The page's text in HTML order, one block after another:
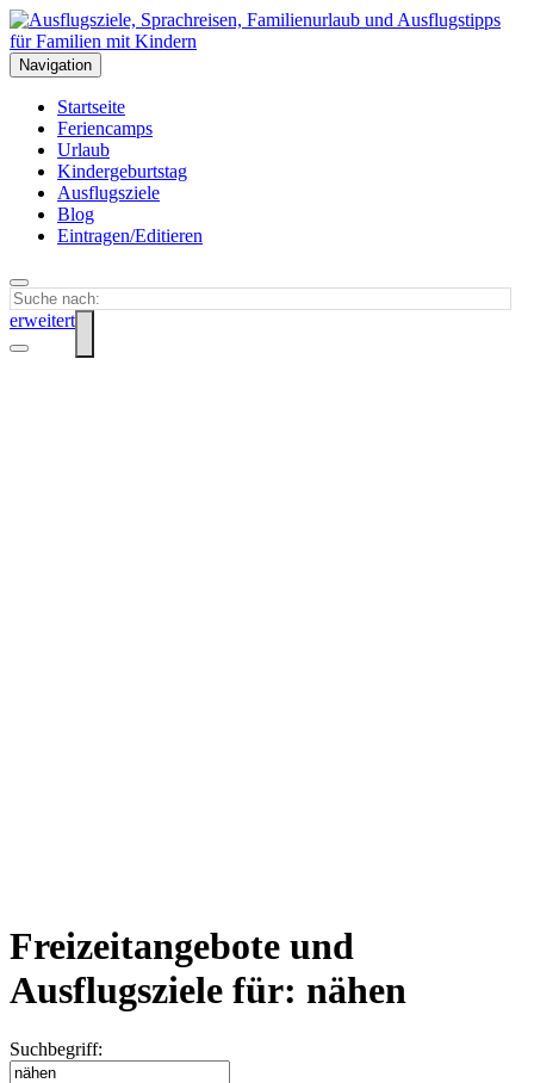
Navigation
Startseite
Feriencamps
Urlaub
Kindergeburtstag
Ausflugsziele
Blog
Eintragen/Editieren
erweitert
Freizeitangebote und
Ausflugsziele für: nähen
Suchbegriff: